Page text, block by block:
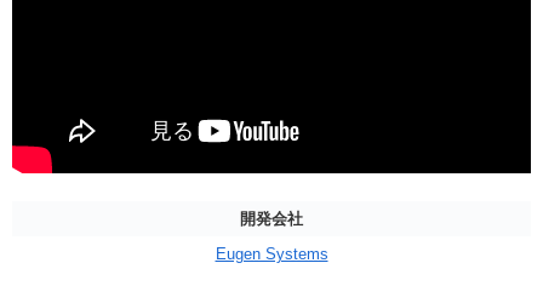
開発会社
Eugen Systems